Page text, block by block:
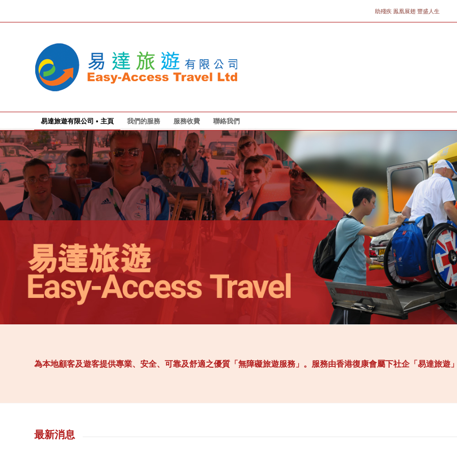
助殘疾 鳯凰展翅 豐盛人生
易達旅遊有限公司 • 主頁 我們的服務 服務收費 聯絡我們
為本地顧客及遊客提供專業、安全、可靠及舒適之優質「無障礙旅遊服務」。服務由香港復康會屬下社企「易達旅遊
最新消息